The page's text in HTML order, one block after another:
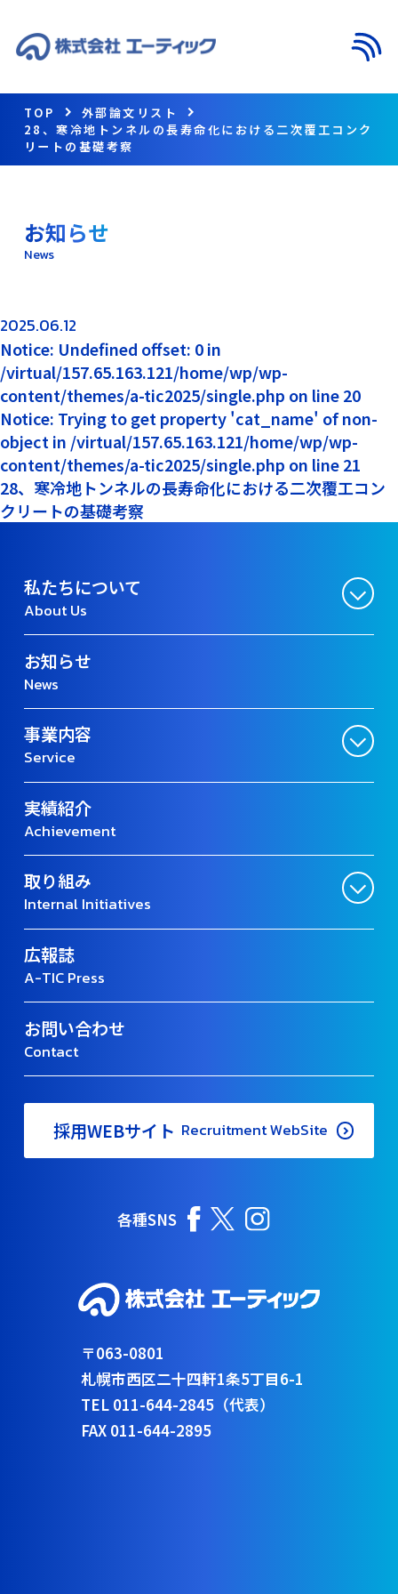
TOP
外部論文リスト
28、寒冷地トンネルの長寿命化における二次覆工コンク
リートの基礎考察
お知らせ
News
2025.06.12
Notice: Undefined offset: 0 in
/virtual/157.65.163.121/home/wp/wp-
content/themes/a-tic2025/single.php on line 20
Notice: Trying to get property 'cat_name' of non-
object in /virtual/157.65.163.121/home/wp/wp-
content/themes/a-tic2025/single.php on line 21
28、寒冷地トンネルの長寿命化における二次覆工コン
クリートの基礎考察
私たちについて
About Us
お知らせ
News
事業内容
Service
実績紹介
Achievement
取り組み
Internal Initiatives
広報誌
A-TIC Press
お問い合わせ
Contact
採用WEBサイト Recruitment WebSite
各種SNS
〒063-0801
札幌市西区二十四軒1条5丁目6-1
TEL 011-644-2845（代表）
FAX 011-644-2895